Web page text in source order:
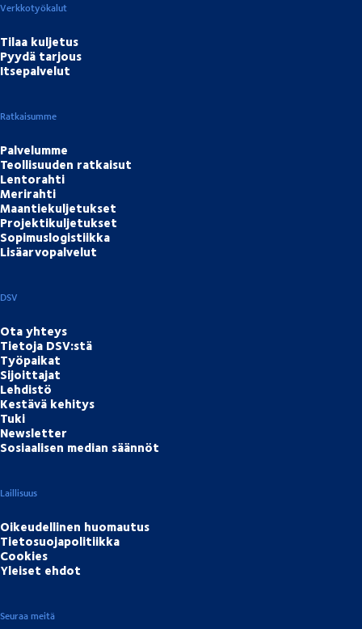
Verkkotyökalut
Tilaa kuljetus
Pyydä tarjous
Itsepalvelut
Ratkaisumme
Palvelumme
Teollisuuden ratkaisut
Lentorahti
Merirahti
Maantiekuljetukset
Projektikuljetukset
Sopimuslogistiikka
Lisäarvopalvelut
DSV
Ota yhteys
Tietoja DSV:stä
Työpaikat
Sijoittajat
Lehdistö
Kestävä kehitys
Tuki
Newsletter
Sosiaalisen median säännöt
Laillisuus
Oikeudellinen huomautus
Tietosuojapolitiikka
Cookies
Yleiset ehdot
Seuraa meitä